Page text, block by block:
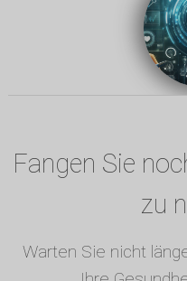
Fangen Sie
zu
Warten Sie nicht